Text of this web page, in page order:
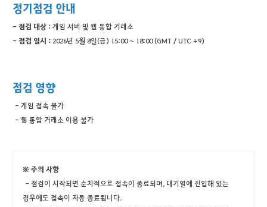
정기점검 안내
- 점검 대상 :게임 서버 및 웹 통합 거래소
- 점검 일시 : 2026년 5월 8일(금) 15:00 ~ 18:00 (GMT / UTC +9)
점검 영향
- 게임 접속 불가
- 웹 통합 거래소 이용 불가
※ 주의 사항
- 점검이 시작되면 순차적으로 접속이 종료되며, 대기열에 진입해 있는
경우에도 접속이 자동 종료됩니다.